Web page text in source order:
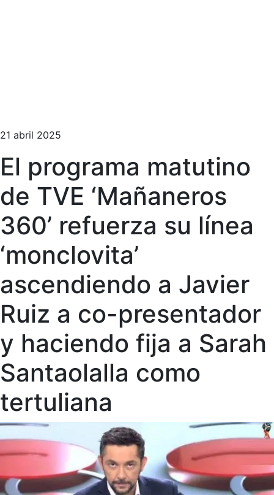
21 abril 2025
El programa matutino
de TVE ‘Mañaneros
360’ refuerza su línea
‘monclovita’
ascendiendo a Javier
Ruiz a co-presentador
y haciendo fija a Sarah
Santaolalla como
tertuliana